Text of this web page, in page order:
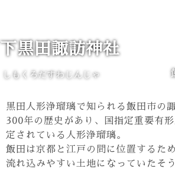
下黒田諏訪神社
しもくろだすわじんじゃ
黒田人形浄瑠璃で知られる飯田市の
300年の歴史があり、国指定重要有
定されている人形浄瑠璃。
飯田は京都と江戸の間に位置するた
流れ込みやすい土地になっていたそ